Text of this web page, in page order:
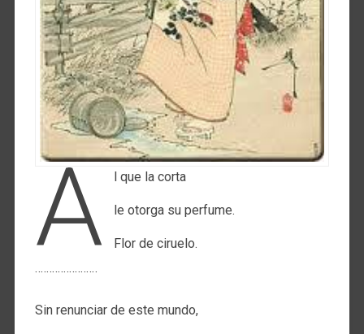
A l que la corta
le otorga su perfume.
Flor de ciruelo.
¨¨¨¨¨¨¨¨¨¨¨
Sin renunciar de este mundo,